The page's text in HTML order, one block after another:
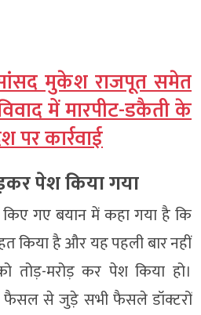
मुकेश राजपूत समेत
में मारपीट-डकैती के
कार्रवाई
पेश किया गया
किए गए बयान में कहा गया है कि
किया है और यह पहली बार नहीं
तोड़-मरोड़ कर पेश किया हो।
फैसल से जुड़े सभी फैसले डॉक्टरों